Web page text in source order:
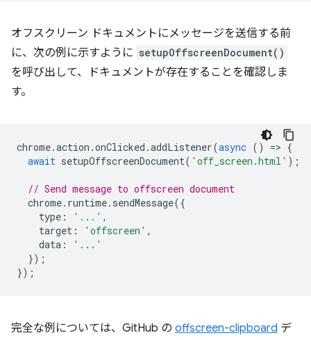
オフスクリーン ドキュメントにメッセージを送信する前
に、次の例に示すように setupOffscreenDocument()
を呼び出して、ドキュメントが存在することを確認しま
す。
chrome.action .onClicked .addListener(async () => {
await setupOffscreenDocument( 'off_screen.html' );
// Send message to offscreen document
chrome. runtime. sendMessage({
type : '...' ,
target : 'offscreen' ,
data :
'...'
});
});
完全な例については、GitHub の offscreen-clipboard デ